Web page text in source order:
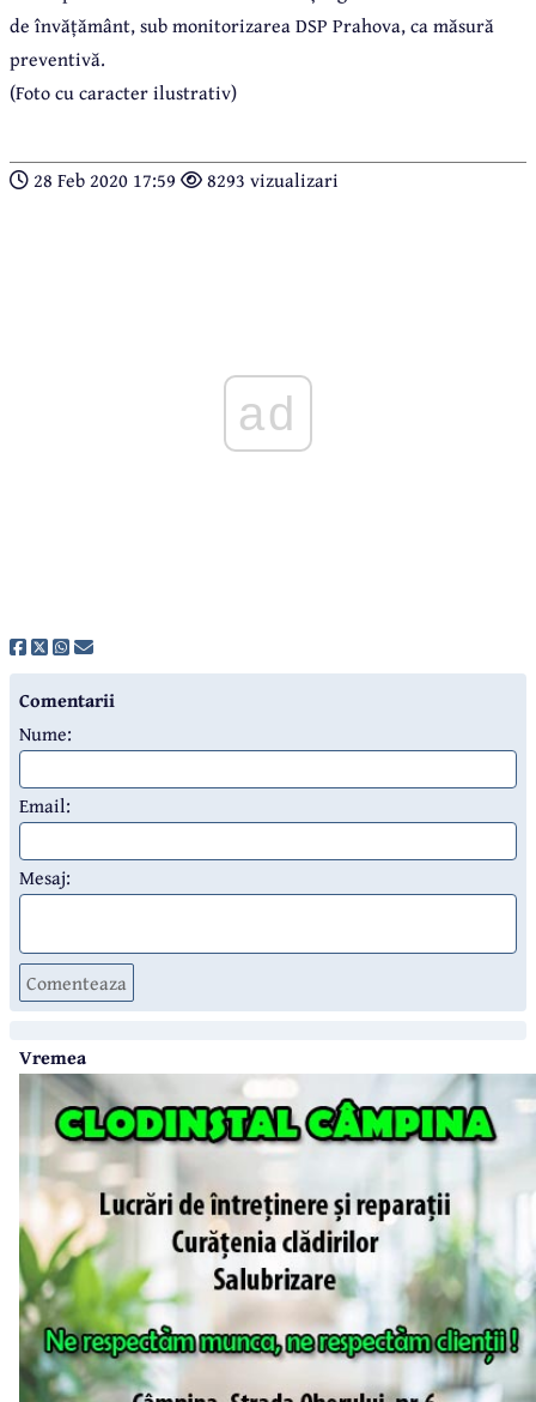
de învățământ, sub monitorizarea DSP Prahova, ca măsură
preventivă.
(Foto cu caracter ilustrativ)
28 Feb 2020 17:59 8293 vizualizari
ad
Comentarii
Nume:
Email:
Mesaj:
Comenteaza
Vremea